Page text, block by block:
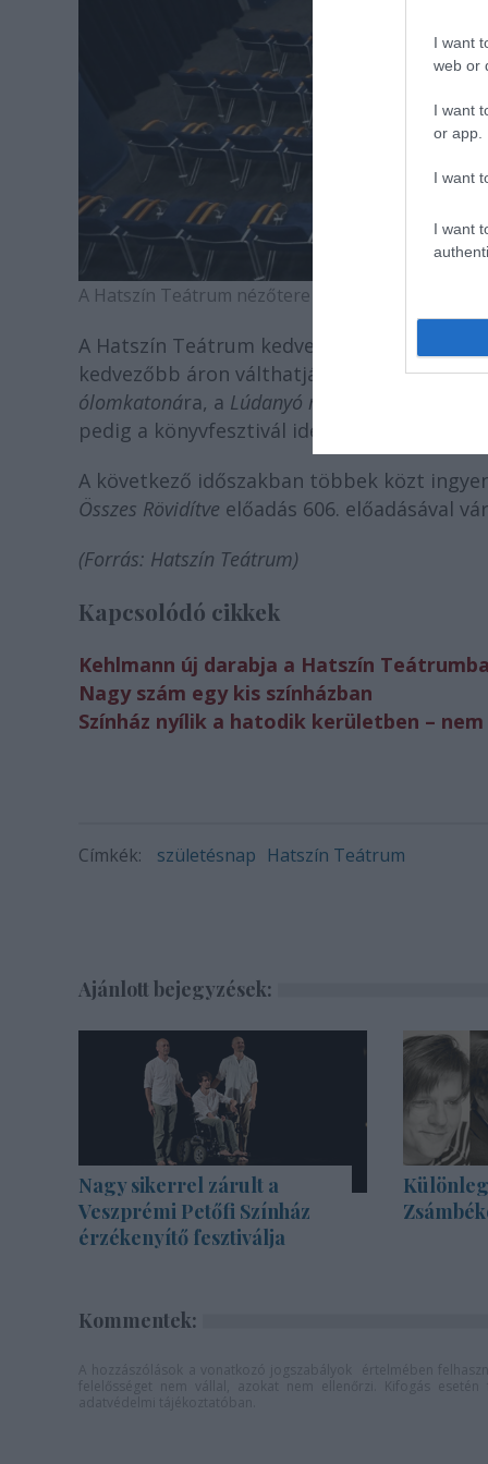
I want
web or
I want
or app.
I want
I want
A Hatszín Teátrum nézőtere (fotó: Draskovics
A Hatszín Teátrum kedvezményes
kedvezőbb áron válthatják meg
ólomkatonára, a Lúdanyó meséi
pedig a könyvfesztivál ideje alatt a
A következő időszakban többek közt
Összes Rövidítve előadás 606. előadásával
(Forrás: Hatszín Teátrum)
Kapcsolódó cikkek
Kehlmann új darabja a Hatszín
Nagy szám egy kis színházban
Színház nyílik a hatodik kerületben –
Címkék: születésnap Hatszín Teátrum
Ajánlott bejegyzések:
Nagy sikerrel zárult a
Veszprémi Petőfi Színház
érzékenyítő fesztiválja
Kommentek: